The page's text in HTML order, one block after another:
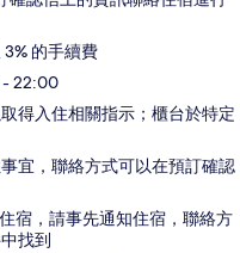
的手續費
- 22:00
得入住相關指示；櫃台於特定
宜，聯絡方式可以在預訂確認
宿，請事先通知住宿，聯絡方
找到